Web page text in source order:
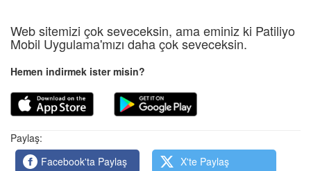
Web sitemizi çok seveceksin, ama eminiz ki Patiliyo
Mobil Uygulama'mızı daha çok seveceksin.
Hemen indirmek ister misin?
Paylaş:
Facebook'ta Paylaş
X'te Paylaş